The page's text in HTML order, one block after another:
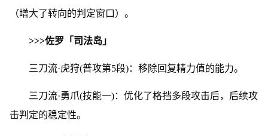
（增大了转向的判定窗口）。
>>>佐罗「司法岛」
三刀流·虎狩(普攻第5段)：移除回复精力值的能力。
三刀流·勇爪(技能一)：优化了格挡多段攻击后，后续攻
击判定的稳定性。